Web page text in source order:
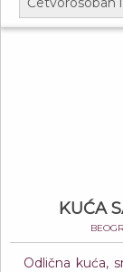
KUĆA
Odlična kuća,